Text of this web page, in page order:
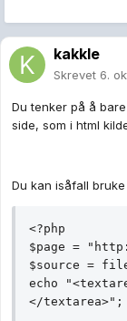
kakkle
Skrevet 6.
Du tenker på å
side, som i html
Du kan isåfall bruke
<?php
$page =
$source =
echo
</textarea>";